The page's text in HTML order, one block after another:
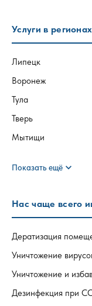
Услуги в регионах
Липецк
Воронеж
Тула
Тверь
Мытищи
Показать ещё expand_more
Нас чаще всего
Дератизация
Уничтожение
Уничтожение и
Дезинфекция при